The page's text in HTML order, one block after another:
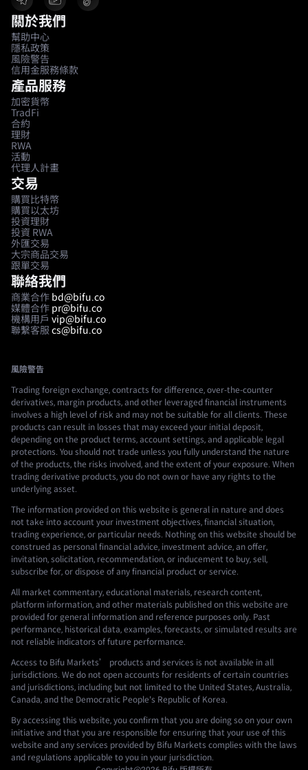
關於我們
幫助中心
隱私政策
風險警告
信用金服務條款
產品服務
加密貨幣
TradFi
合約
理財
RWA
活動
代理人計畫
交易
購買比特幣
購買以太坊
投資理財
投資 RWA
外匯交易
大宗商品交易
跟單交易
聯絡我們
商業合作 bd@bifu.co
媒體合作 pr@bifu.co
機構用戶 vip@bifu.co
聯繫客服 cs@bifu.co
風險警告
Trading foreign exchange, contracts for difference, over-the-counter
derivatives, margin products, and other leveraged financial instruments
involves a high level of risk and may not be suitable for all clients. These
products can result in losses that may exceed your initial deposit,
depending on the product terms, account settings, and applicable legal
protections. You should not trade unless you fully understand the nature
of the products, the risks involved, and the extent of your exposure. When
trading derivative products, you do not own or have any rights to the
underlying asset.
The information provided on this website is general in nature and does
not take into account your investment objectives, financial situation,
trading experience, or particular needs. Nothing on this website should be
construed as personal financial advice, investment advice, an offer,
invitation, solicitation, recommendation, or inducement to buy, sell,
subscribe for, or dispose of any financial product or service.
All market commentary, educational materials, research content,
platform information, and other materials published on this website are
provided for general information and reference purposes only. Past
performance, historical data, examples, forecasts, or simulated results are
not reliable indicators of future performance.
Access to Bifu Markets’ products and services is not available in all
jurisdictions. We do not open accounts for residents of certain countries
and jurisdictions, including but not limited to the United States, Australia,
Canada, and the Democratic People's Republic of Korea.
By accessing this website, you confirm that you are doing so on your own
initiative and that you are responsible for ensuring that your use of this
website and any services provided by Bifu Markets complies with the laws
and regulations applicable to you in your jurisdiction.